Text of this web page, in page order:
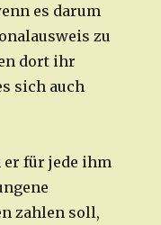
es darum
zu
dort ihr
sich auch
für jede ihm
zahlen soll,